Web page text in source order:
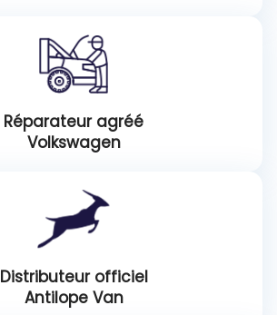
Réparateur agréé
Volkswagen
Distributeur officiel
Antilope Van